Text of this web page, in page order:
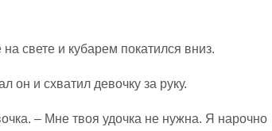
свете и кубарем покатился вниз.
он и схватил девочку за руку.
– Мне твоя удочка не нужна. Я нарочно